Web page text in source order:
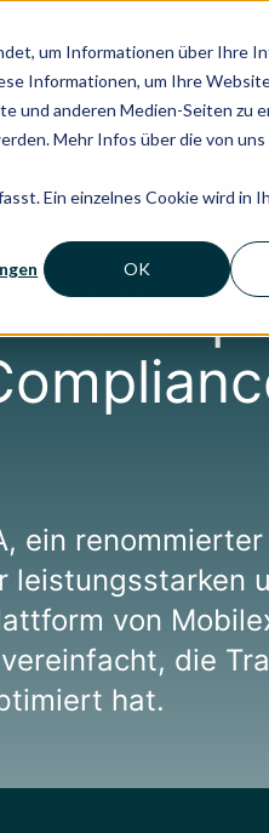
um Informationen über Ihre
Informationen, um Ihre
und anderen Medien-Seiten zu
Mehr Infos über die von
Ein einzelnes Cookie wird in
OK
Lösungen Vorteile
ein
leistungsstarken
von
die
hat.